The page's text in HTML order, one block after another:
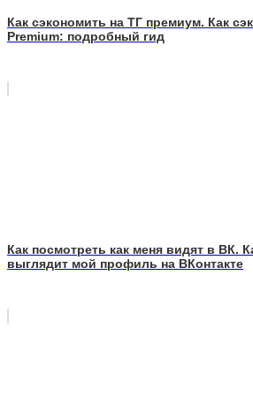
Как сэкономить на ТГ премиум. Как
Premium: подробный гид
Как посмотреть как меня видят в ВК.
выглядит мой профиль на ВКонтакте